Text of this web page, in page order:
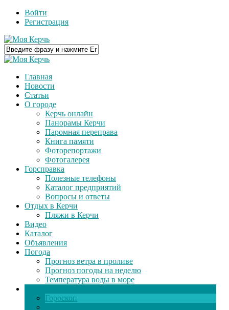
Войти
Регистрация
Главная
Новости
Статьи
О городе
Керчь онлайн
Панорамы Керчи
Паромная переправа
Книга памяти
Фоторепортажи
Фотогалерея
Горсправка
Полезные телефоны
Каталог предприятий
Вопросы и ответы
Отдых в Керчи
Пляжи в Керчи
Видео
Каталог
Объявления
Погода
Прогноз ветра в проливе
Прогноз погоды на неделю
Температура воды в море
Гороскоп